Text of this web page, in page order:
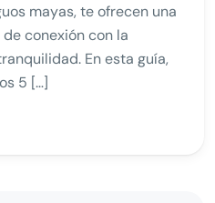
mayas, te ofrecen una
conexión con la
En esta guía,
5 […]